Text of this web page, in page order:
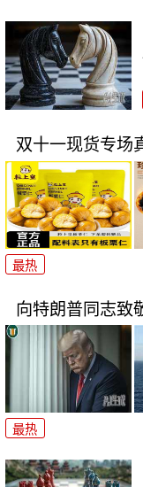
双十一现货专场
最热
向特朗普同志致
最热